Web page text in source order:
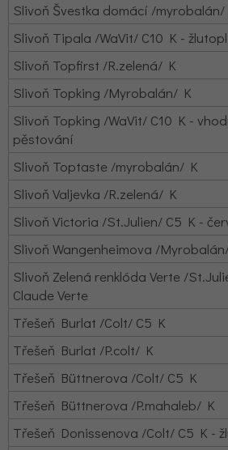
Slivoň Švestka domácí /
Slivoň Tipala /WaVit/ C10 K -
Slivoň Topfirst /R.zelená/ K
Slivoň Topking /Myrobalán/ K
Slivoň Topking /WaVit/ C10 K -
pěstování
Slivoň Toptaste /myrobalán/ K
Slivoň Valjevka /R.zelená/ K
Slivoň Victoria /St.Julien/ C5 K -
Slivoň Wangenheimova /
Slivoň Zelená renklóda Verte /
Claude Verte
Třešeň Burlat /Colt/ C5 K
Třešeň Burlat /P.colt/ K
Třešeň Büttnerova /Colt/ C5 K
Třešeň Büttnerova /P.mahaleb/ K
Třešeň Donissenova /Colt/ C5 K -